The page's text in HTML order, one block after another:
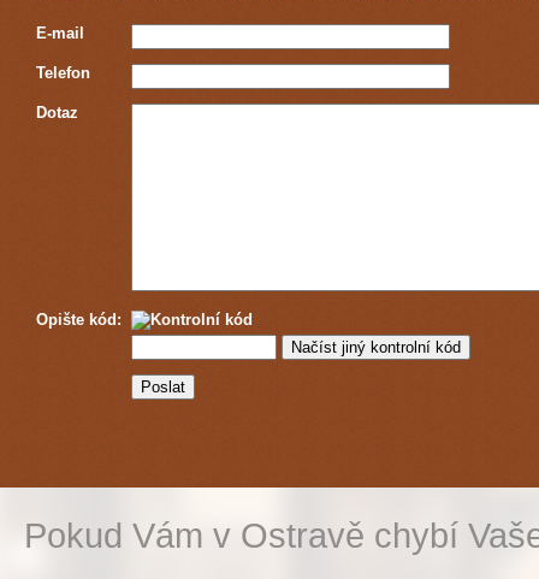
E-mail
Telefon
Dotaz
Opište kód:
Pokud Vám v Ostravě chybí